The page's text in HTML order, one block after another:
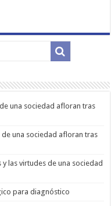
una sociedad afloran tras
de una sociedad afloran tras
y las virtudes de una sociedad
para diagnóstico